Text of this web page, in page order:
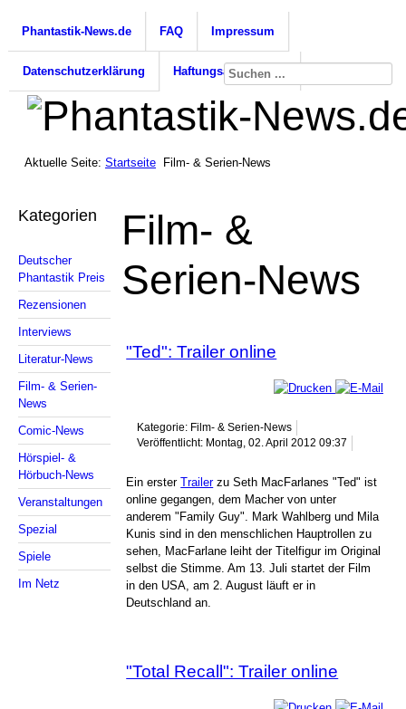
Phantastik-News.de FAQ Impressum
Datenschutzerklärung Haftungsausschluss
Aktuelle Seite: Startseite Film- & Serien-News
Kategorien
Deutscher
Phantastik Preis
Rezensionen
Interviews
Literatur-News
Film- & Serien-
News
Comic-News
Hörspiel- &
Hörbuch-News
Veranstaltungen
Spezial
Spiele
Im Netz
Film- &
Serien-News
"Ted": Trailer online
Kategorie: Film- & Serien-News
Veröffentlicht: Montag, 02. April 2012 09:37
Ein ersterTrailerzu Seth MacFarlanes "Ted" ist
online gegangen, dem Macher von unter
anderem "Family Guy". Mark Wahlberg und Mila
Kunis sind in den menschlichen Hauptrollen zu
sehen, MacFarlane leiht der Titelfigur im Original
selbst die Stimme. Am 13. Juli startet der Film
in den USA, am 2. August läuft er in
Deutschland an.
"Total Recall": Trailer online